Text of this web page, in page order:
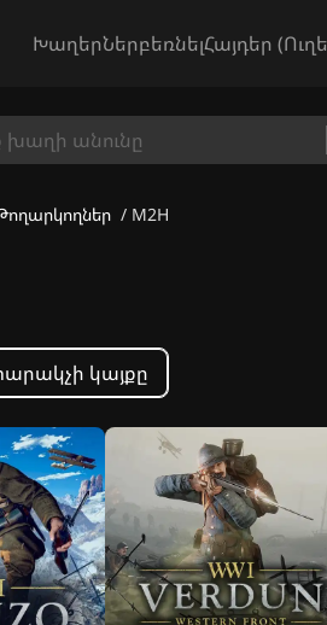
ԽաղերՆերբեռնելՀայդեր
M2H
կայքը